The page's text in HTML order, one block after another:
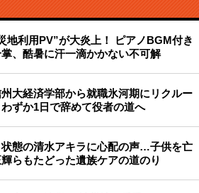
地利用PV”が大炎上！ ピアノBGM付き
、酷暑に汗一滴かかない不可解
大経済学部から就職氷河期にリクルー
わずか1日で辞めて役者の道へ
態の清水アキラに心配の声…子供を亡
らもたどった遺族ケアの道のり